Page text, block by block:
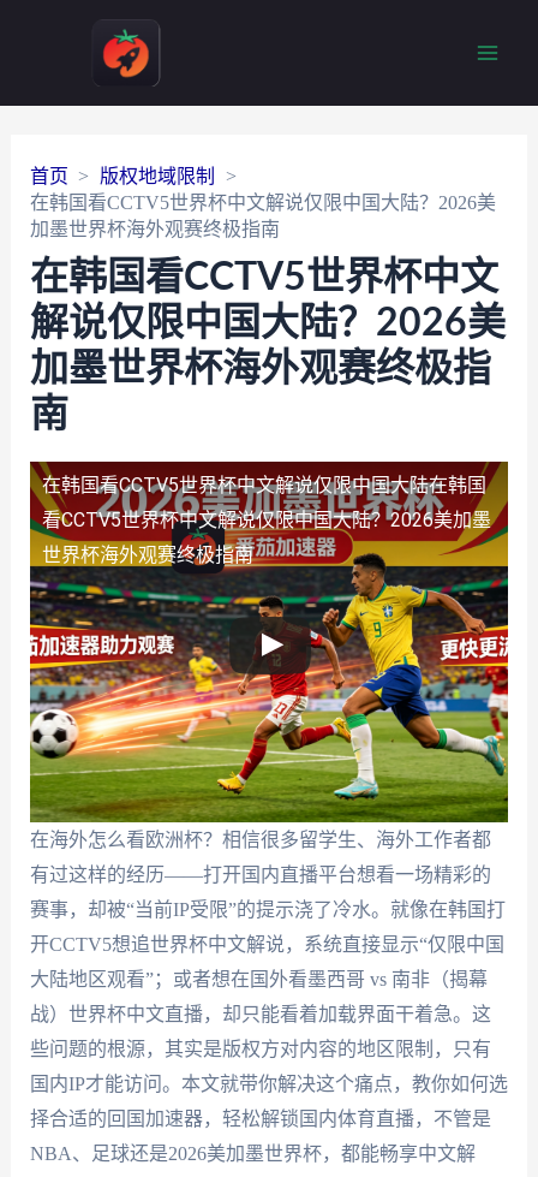
首页
版权地域限制
在韩国看CCTV5世界杯中文解说仅限中国大陆？2026美
加墨世界杯海外观赛终极指南
在韩国看CCTV5世界杯中文
解说仅限中国大陆？2026美
加墨世界杯海外观赛终极指
南
在韩国看CCTV5世界杯中文解说仅限中国大陆在韩国
看CCTV5世界杯中文解说仅限中国大陆？2026美加墨
世界杯海外观赛终极指南
在海外怎么看欧洲杯？相信很多留学生、海外工作者都
有过这样的经历——打开国内直播平台想看一场精彩的
赛事，却被“当前IP受限”的提示浇了冷水。就像在韩国打
开CCTV5想追世界杯中文解说，系统直接显示“仅限中国
大陆地区观看”；或者想在国外看墨西哥 vs 南非（揭幕
战）世界杯中文直播，却只能看着加载界面干着急。这
些问题的根源，其实是版权方对内容的地区限制，只有
国内IP才能访问。本文就带你解决这个痛点，教你如何选
择合适的回国加速器，轻松解锁国内体育直播，不管是
NBA、足球还是2026美加墨世界杯，都能畅享中文解